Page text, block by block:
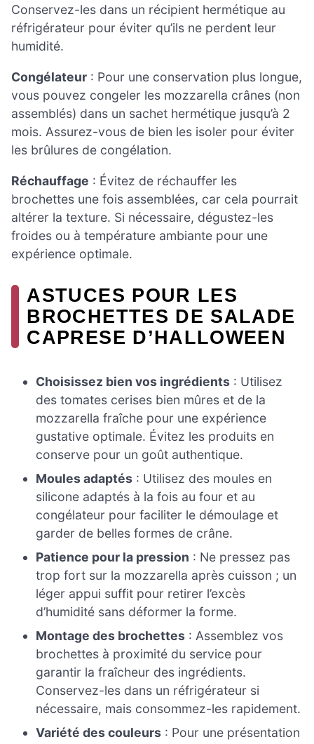
Conservez-les dans un récipient hermétique au
réfrigérateur pour éviter qu’ils ne perdent leur
humidité.
Congélateur : Pour une conservation plus longue,
vous pouvez congeler les mozzarella crânes (non
assemblés) dans un sachet hermétique jusqu’à 2
mois. Assurez-vous de bien les isoler pour éviter
les brûlures de congélation.
Réchauffage : Évitez de réchauffer les
brochettes une fois assemblées, car cela pourrait
altérer la texture. Si nécessaire, dégustez-les
froides ou à température ambiante pour une
expérience optimale.
ASTUCES POUR LES
BROCHETTES DE SALADE
CAPRESE D’HALLOWEEN
Choisissez bien vos ingrédients : Utilisez
des tomates cerises bien mûres et de la
mozzarella fraîche pour une expérience
gustative optimale. Évitez les produits en
conserve pour un goût authentique.
Moules adaptés : Utilisez des moules en
silicone adaptés à la fois au four et au
congélateur pour faciliter le démoulage et
garder de belles formes de crâne.
Patience pour la pression : Ne pressez pas
trop fort sur la mozzarella après cuisson ; un
léger appui suffit pour retirer l’excès
d’humidité sans déformer la forme.
Montage des brochettes : Assemblez vos
brochettes à proximité du service pour
garantir la fraîcheur des ingrédients.
Conservez-les dans un réfrigérateur si
nécessaire, mais consommez-les rapidement.
Variété des couleurs : Pour une présentation